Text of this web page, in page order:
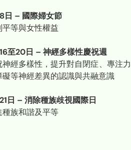
日 – 國際婦女節
平等與女性權益
至20日 – 神經多樣性慶祝週
神經多樣性，提升對自閉症、專注
礙等神經差異的認識與共融意識
日 – 消除種族歧視國際日
種族和諧及平等